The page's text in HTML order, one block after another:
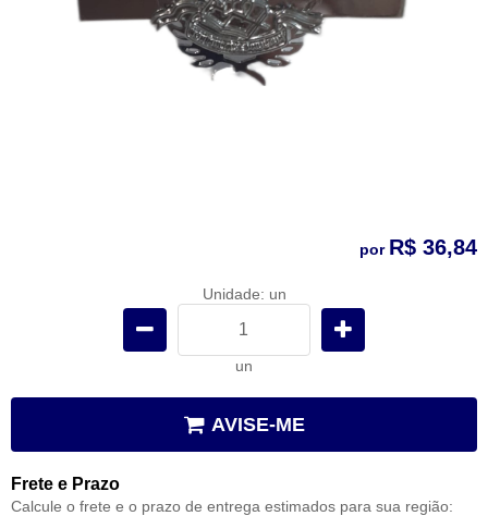
por R$ 36,84
Unidade: un
un
AVISE-ME
Frete e Prazo
Calcule o frete e o prazo de entrega estimados para sua região: